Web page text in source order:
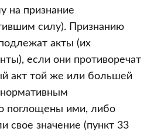
на признание
силу). Признанию
акты (их
если они противоречат
акт той же или большей
поглощены ими, либо
свое значение (пункт 33